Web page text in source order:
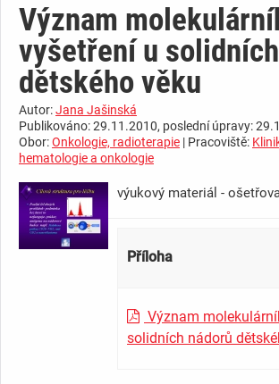
Význam
vyšetření u
dětského věku
Autor:Jana Jašinská
Publikováno: 29.11.2010, poslední úpravy:
Obor:Onkologie, radioterapie | Pracoviště:
hematologie a onkologie
výukový materiál -
Příloha
Význam
solidních nádorů